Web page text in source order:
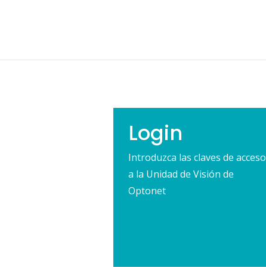
Login
Introduzca las claves de acceso
a la Unidad de Visión de
Optonet